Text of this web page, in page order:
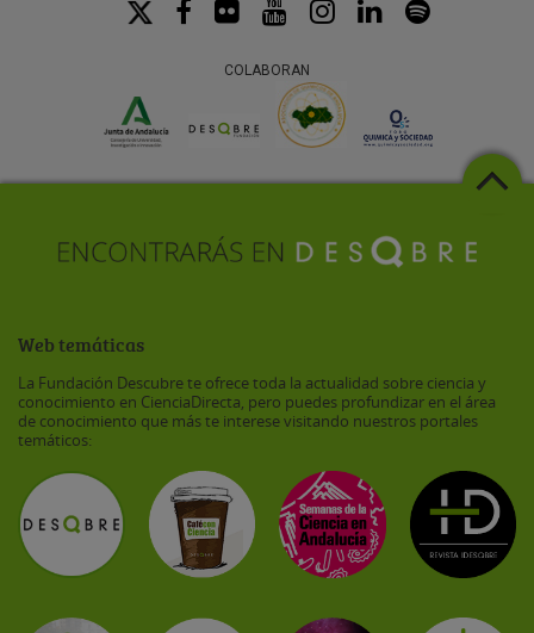
COLABORAN
Web temáticas
La Fundación Descubre te ofrece toda la actualidad sobre ciencia y
conocimiento en CienciaDirecta, pero puedes profundizar en el área
de conocimiento que más te interese visitando nuestros portales
temáticos: